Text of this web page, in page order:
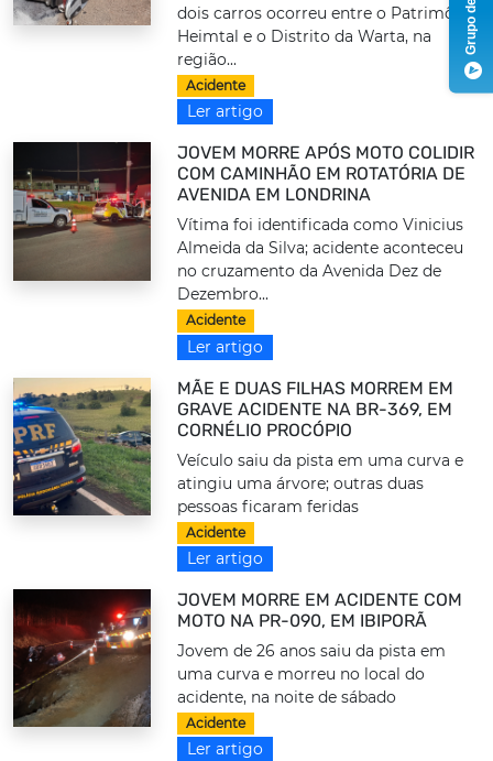
dois carros ocorreu entre o Patrimônio
Heimtal e o Distrito da Warta, na
região...
Acidente
Ler artigo
JOVEM MORRE APÓS MOTO COLIDIR
COM CAMINHÃO EM ROTATÓRIA DE
AVENIDA EM LONDRINA
Vítima foi identificada como Vinicius
Almeida da Silva; acidente aconteceu
no cruzamento da Avenida Dez de
Dezembro...
Acidente
Ler artigo
MÃE E DUAS FILHAS MORREM EM
GRAVE ACIDENTE NA BR-369, EM
CORNÉLIO PROCÓPIO
Veículo saiu da pista em uma curva e
atingiu uma árvore; outras duas
pessoas ficaram feridas
Acidente
Ler artigo
JOVEM MORRE EM ACIDENTE COM
MOTO NA PR-090, EM IBIPORÃ
Jovem de 26 anos saiu da pista em
uma curva e morreu no local do
acidente, na noite de sábado
Acidente
Ler artigo